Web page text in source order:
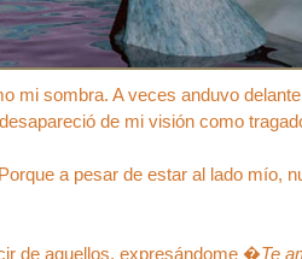
mi sombra. A veces anduvo
de mi visión como
a pesar de estar al lado mío,
de aquellos, expresándome �Te